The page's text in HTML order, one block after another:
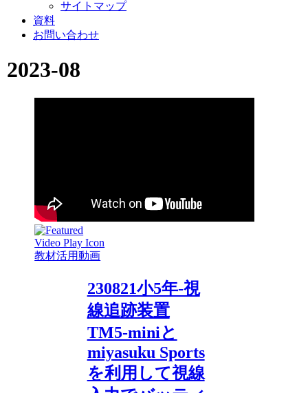
サイトマップ
資料
お問い合わせ
2023-08
教材活用動画
230821小5年-視
線追跡装置
TM5-miniと
miyasuku Sports
を利用して視線